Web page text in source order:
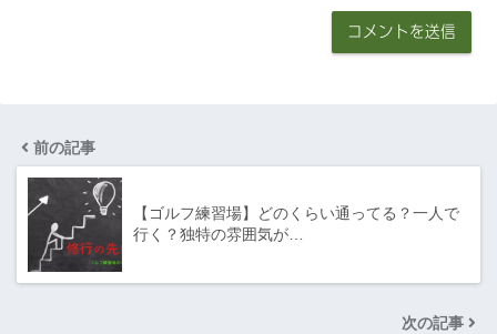
前の記事
【ゴルフ練習場】どのくらい通ってる？一人で
行く？独特の雰囲気が…
次の記事